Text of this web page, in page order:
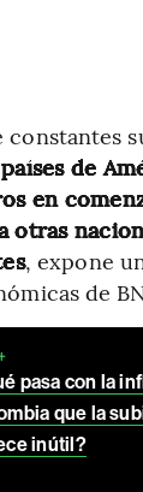
constantes
de
en
otras
, expone
de
pasa con la
que la
inútil?